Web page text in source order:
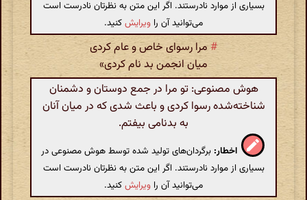
بسیاری از موارد نادرستند. اگر این متن به نظرتان نادرست است
می‌توانید آن را ویرایشکنید.
#مرا رسوای خاص و عام کردی
میان انجمن بد نام کردی»
هوش مصنوعی: تو مرا در جمع دوستان و دشمنان
شناخته‌شده رسوا کردی و باعث شدی که در میان آنان
به بدنامی بیفتم.
اخطار: برگردان‌های تولید شده توسط هوش مصنوعی در
بسیاری از موارد نادرستند. اگر این متن به نظرتان نادرست است
می‌توانید آن را ویرایشکنید.